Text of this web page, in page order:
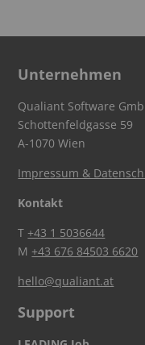
Unternehmen
Qualiant Software
Schottenfeldgasse 59
A-1070 Wien
Impressum &
Kontakt
T+43 1 5036644
M+43 676 84503 6620
hello@qualiant.at
Support